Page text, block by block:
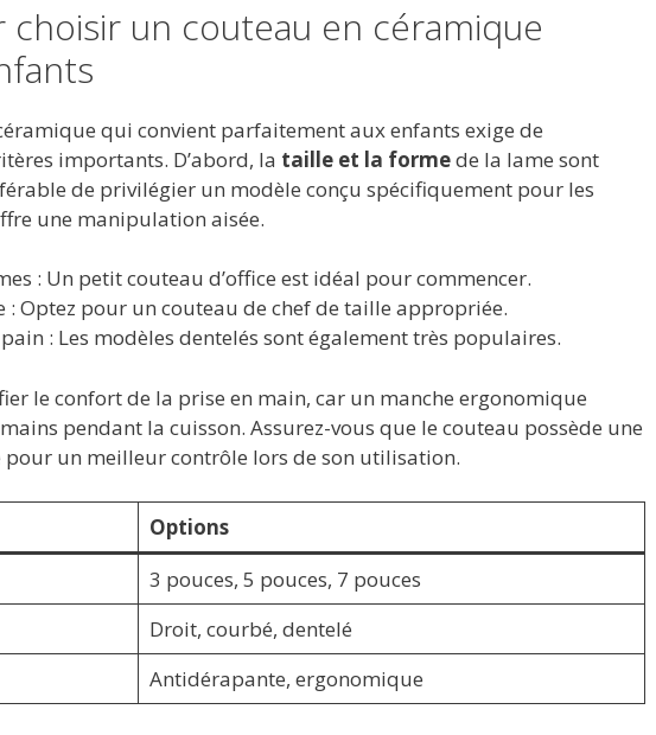
choisir un couteau en céramique
qui convient parfaitement aux enfants exige de
importants. D’abord, la taille et la formede la lame sont
de privilégier un modèle conçu spécifiquement pour les
une manipulation aisée.
: Un petit couteau d’office est idéal pour commencer.
: Optez pour un couteau de chef de taille appropriée.
: Les modèles dentelés sont également très populaires.
le confort de la prise en main, car un manche ergonomique
pendant la cuisson. Assurez-vous que le couteau possède une
un meilleur contrôle lors de son utilisation.
Options
3 pouces, 5 pouces, 7 pouces
Droit, courbé, dentelé
Antidérapante, ergonomique